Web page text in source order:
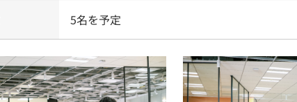
5名を予定